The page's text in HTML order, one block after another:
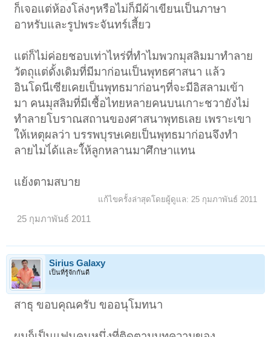
ก็เจอแต่ห้องโล่งๆหรือไม่ก็มีผ้าเขียนเป็นภาษา
อาหรับและรูปพระจันทร์เสี้ยว
แต่ก็ไม่ค่อยชอบเท่าไหร่ที่ทำไมพวกมุสลิมมาทำลาย
วัตถุแต่ดั้งเดิมที่มีมาก่อนเป็นพุทธศาสนา แล้ว
อินโดนีเซียเคยเป็นพุทธมาก่อนๆที่จะมีอิสลามเข้า
มา คนมุสลิมที่มีเชื้อไทยหลายคนบนเกาะชวายังไม่
ทำลายโบราณสถานของศาสนาพุทธเลย เพราะเขา
ให้เหตุผลว่า บรรพบุรษเคยเป็นพุทธมาก่อนจึงทำ
ลายไมไ่ด้และใ้ห้ลูกหลานมาศึกษาแทน
แย้งตามสบาย
แก้ไขครั้งล่าสุดโดยผู้ดูแล: 25 กุมภาพันธ์ 2011
25 กุมภาพันธ์ 2011
Sirius Galaxy
เป็นที่รู้จักกันดี
สาธุ ขอบคุณครับ ขออนุโมทนา